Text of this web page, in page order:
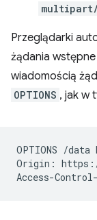
Przeglądarki
żądania wstępne
wiadomością
OPTIONS , jak w
OPTIONS /data
Origin: